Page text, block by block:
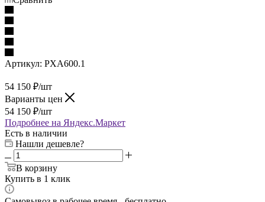
Артикул: PXA600.1
54 150 ₽/шт
Варианты цен
54 150 ₽/шт
Подробнее на Яндекс.Маркет
Есть в наличии
Нашли дешевле?
В корзину
Купить в 1 клик